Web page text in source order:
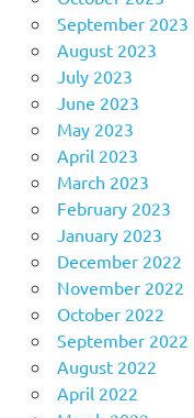
September 2023
August 2023
July 2023
June 2023
May 2023
April 2023
March 2023
February 2023
January 2023
December 2022
November 2022
October 2022
September 2022
August 2022
April 2022